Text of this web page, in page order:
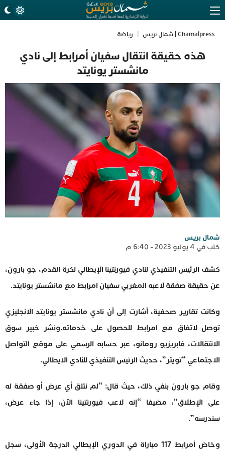
Chamalpress | شمال بريس رياضة
هذه حقيقة انتقال سفيان أمرابط إلى نادي
مانشستر يونايتد
شمال بريس
كتب في 4 يوليو 2023 - 6:40 م
كشف الرئيس التنفيذي لنادي ​فيورنتينا​ الإيطالي لكرة القدم، جو بارون،
عن حقيقة صفقة لاعبه المغربي سفيان ​امرابط​ مع ​مانشستر يونايتد​.
وكانت تقارير صحفية، أشارت إلى أن نادي مانشستر يونايتد الانجليزي
توصل لاتفاق مع امرابط للحصول على خدماته.ونشر خبير سوق
الانتقالات، فابريزيو رومانو، عبر حسابه الرسمي على موقع التواصل
الاجتماعي “تويتر”، حديث الرئيس التنفيذي للنادي الايطالي.
وقام جو بارون بنفي ذلك، حيث قال: “لم نتلق أي عرض أو صفقة له
على الإطلاق”، مضيفا “إنه لاعب فيورنتينا الآن، إذا جاء عرض،
سندرسه”.
وخاض أمرابط 117 مباراة في الدوري الإيطالي الدرجة الأولى، سجل